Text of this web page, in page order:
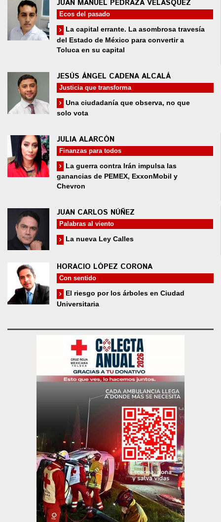
JUAN MANUEL PEDRAZA VELÁSQUEZ
Ecos del pasado
La capital errante. La asombrosa travesía
del Estado de México para convertir a
Toluca en su capital
JESÚS ÁNGEL CADENA ALCALÁ
Justicia que transforma
Una ciudadanía que observa, no que
solo vota
JULIA ALARCÓN
Finanzas para todos
La guerra contra Irán impulsa las
ganancias de PEMEX, ExxonMobil y
Chevron
JUAN CARLOS NÚÑEZ
Palabras al viento
La nueva Ley Calles
HORACIO LÓPEZ CORONA
Con sentido
El riesgo por los árboles en Ciudad
Universitaria